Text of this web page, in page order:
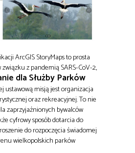
ArcGIS StoryMaps to prosta
z pandemią SARS-CoV-2,
dla Służby Parków
ustawową misją jest organizacja
oraz rekreacyjnej. To nie
zaprzyjaźnionych bywalców
cyfrowy sposób dotarcia do
do rozpoczęcia świadomej
wielkopolskich parków